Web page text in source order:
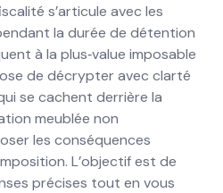
s’articule avec les
la durée de détention
à la plus‐value imposable
de décrypter avec clarté
se cachent derrière la
meublée non
les conséquences
L’objectif est de
précises tout en vous